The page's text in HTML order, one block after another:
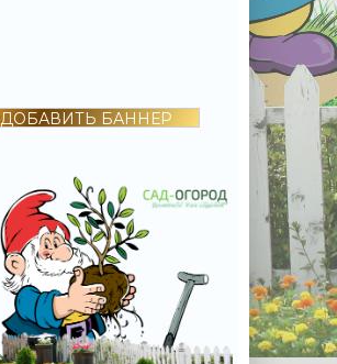
ДОБАВИТЬ БАННЕР